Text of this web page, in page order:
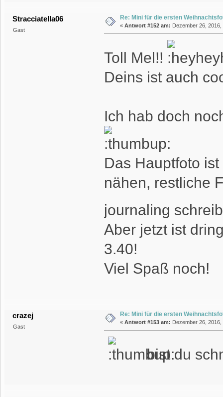
Stracciatella06
Gast
Re: Mini für die ersten
« Antwort #152 am: Dezember 26,
Toll Mel!!
Deins ist auch
Ich hab doch
Das Hauptfoto
nähen, restliche
journaling
Aber jetzt ist
3.40!
Viel Spaß noch!
crazej
Gast
Re: Mini für die ersten
« Antwort #153 am: Dezember 26,
bist du